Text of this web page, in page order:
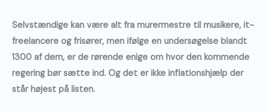
Selvstændige kan være alt fra murermestre til musikere, it-
freelancere og frisører, men ifølge en undersøgelse blandt
1300 af dem, er de rørende enige om hvor den kommende
regering bør sætte ind. Og det er ikke inflationshjælp der
står højest på listen.